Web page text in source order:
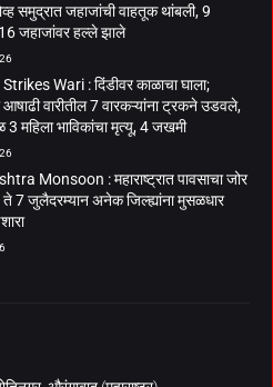
समुद्रात जहाजांची वाहतूक थांबली, 9
जहाजांवर हल्ले झाले
Wari : दिंडीवर काळाचा घाला;
आषाढी वारीतील 7 वारकऱ्यांना ट्रकने उडवले,
महिला भाविकांचा मृत्यू, 4 जखमी
Monsoon : महाराष्ट्रात पावसाचा जोर
ते 7 जुलैदरम्यान अनेक जिल्ह्यांना मुसळधार